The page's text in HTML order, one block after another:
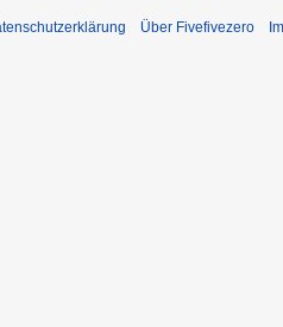
Über Fivefivezero